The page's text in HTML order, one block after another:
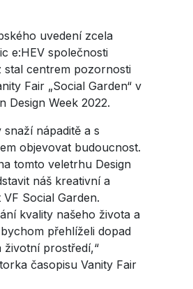
uvedení zcela
e:HEV společnosti
stal centrem pozornosti
Fair „Social Garden“ v
Design Week 2022.
snaží nápaditě a s
objevovat budoucnost.
tomto veletrhu Design
náš kreativní a
Social Garden.
kvality našeho života a
přehlíželi dopad
prostředí,“
časopisu Vanity Fair